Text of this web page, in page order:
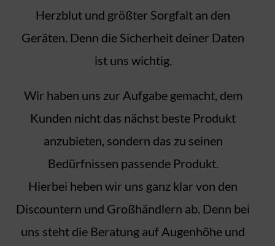
Herzblut und größter Sorgfalt an den
Geräten. Denn die Sicherheit deiner Daten
ist uns wichtig.
Wir haben uns zur Aufgabe gemacht, dem
Kunden nicht das nächst beste Produkt
anzubieten, sondern das zu seinen
Bedürfnissen passende Produkt.
Hierbei heben wir uns ganz klar von den
Discountern und Großhändlern ab. Denn bei
uns steht die Beratung auf Augenhöhe und